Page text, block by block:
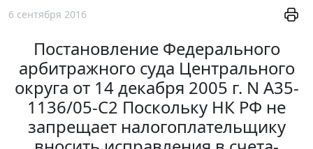
6 сентября 2016
Постановление Федерального
арбитражного суда Центрального
округа от 14 декабря 2005 г. N А35-
1136/05-С2 Поскольку НК РФ не
запрещает налогоплательщику